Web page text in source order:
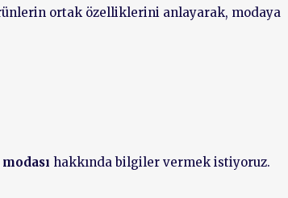
ortak özelliklerini anlayarak, modaya
hakkında bilgiler vermek istiyoruz.